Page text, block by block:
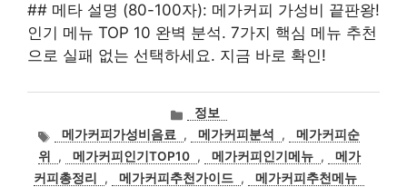
## 메타 설명 (80-100자): 메가커피 가성비 끝판왕!
인기 메뉴 TOP 10 완벽 분석. 7가지 핵심 메뉴 추천
으로 실패 없는 선택하세요. 지금 바로 확인!
카
테
고
리
정보
태메가커피가성비음료 , 메가커피분석 ,
메가커피순
위
, 메가커피인기TOP10 , 메가커피인기메뉴 ,
메가
커피총정리
, 메가커피추천가이드 , 메가커피추천메뉴